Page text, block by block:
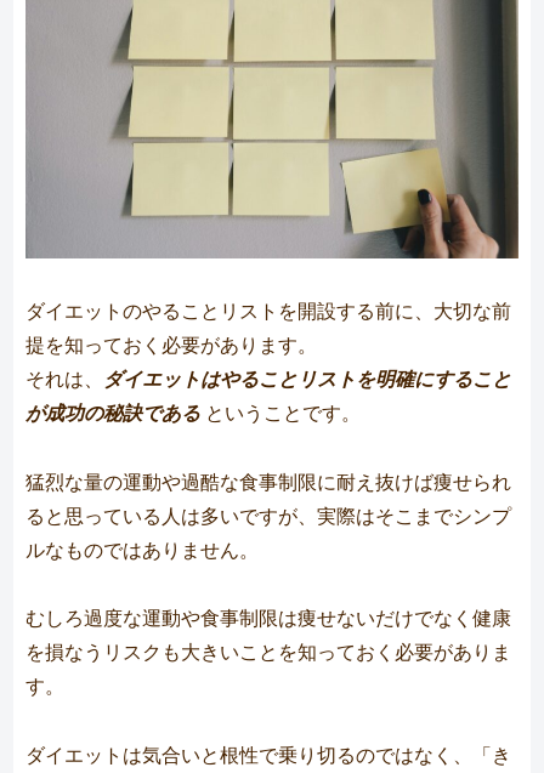
ダイエットのやることリストを開設する前に、大切な前
提を知っておく必要があります。
それは、
ダイエットはやることリストを明確にすること
が成功の秘訣である ということです。
猛烈な量の運動や過酷な食事制限に耐え抜けば痩せられ
ると思っている人は多いですが、実際はそこまでシンプ
ルなものではありません。
むしろ過度な運動や食事制限は痩せないだけでなく健康
を損なうリスクも大きいことを知っておく必要がありま
す。
ダイエットは気合いと根性で乗り切るのではなく、「き